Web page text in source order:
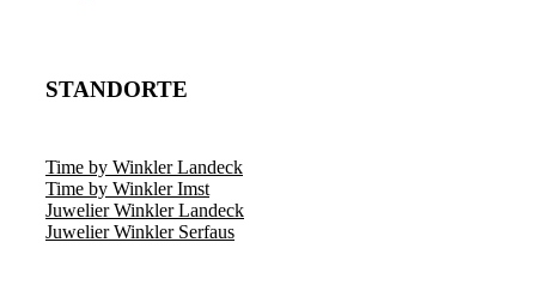
STANDORTE
Time by Winkler Landeck
Time by Winkler Imst
Juwelier Winkler Landeck
Juwelier Winkler Serfaus